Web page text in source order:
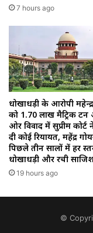
7 hours ago
धोखाधड़ी के आरोपी
को 1.70 लाख मैट्रिक
ओर विवाद में सुप्रीम कोर्ट
दी कोई रियायत, महेंद्र
पिछले तीन सालों में हर
धोखाधड़ी और रची
19 hours ago
©